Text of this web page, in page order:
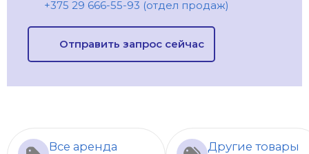
+375 29 666-55-93 (отдел продаж)
Отправить запрос сейчас
Все аренда
Другие товары